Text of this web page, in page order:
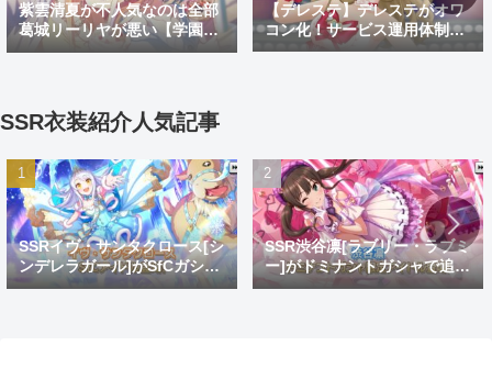
紫雲清夏が不人気なのは全部
葛城リーリヤが悪い【学園ア
イドルマスター】
【デレステ】デレステがオワ
コン化！サービス運用体制変
更でサ終秒読み開始！デレス
SSR衣装紹介人気記事
SSRイヴ・サンタクロース[シ
ンデレラガール]がSfCガシャ
で登場！おめでとうイヴ。大
SSR渋谷凛[ラブリー・ラブミ
ー]がドミナントガシャで追
加！蒼を捨てし8周目先発ゴ